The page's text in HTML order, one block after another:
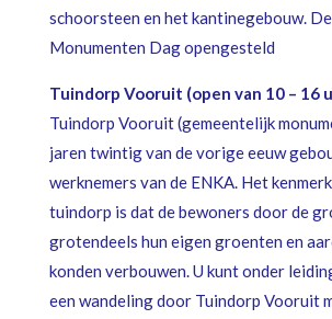
schoorsteen en het kantinegebouw.
Monumenten Dag opengesteld
Tuindorp Vooruit (open van 10 – 16
Tuindorp Vooruit (gemeentelijk
jaren twintig van de vorige eeuw
werknemers van de ENKA. Het
tuindorp is dat de bewoners door de
grotendeels hun eigen groenten en
konden verbouwen. U kunt onder
een wandeling door Tuindorp Vooruit